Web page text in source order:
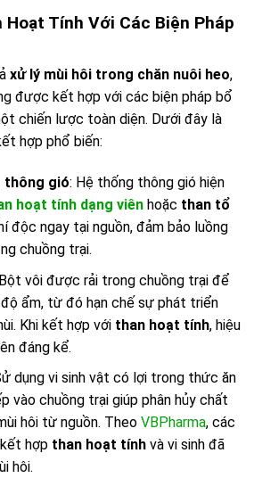
Hoạt Tính Với Các Biện Pháp
xử lý mùi hôi trong chăn nuôi heo,
được kết hợp với các biện pháp bổ
chiến lược toàn diện. Dưới đây là
hợp phổ biến:
thông gió: Hệ thống thông gió hiện
hoạt tính dạng viênhoặc than tổ
độc ngay tại nguồn, đảm bảo luồng
chuồng trại.
vôi được rải trong chuồng trại để
ẩm, từ đó hạn chế sự phát triển
Khi kết hợp với than hoạt tính, hiệu
đáng kể.
dụng vi sinh vật có lợi trong thức ăn
vào chuồng trại giúp phân hủy chất
hôi từ nguồn. Theo VBPharma, các
hợp than hoạt tínhvà vi sinh đã
hôi.